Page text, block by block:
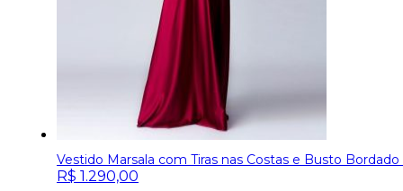
Vestido Marsala com Tiras nas Costas e Busto
R$ 1.290,00